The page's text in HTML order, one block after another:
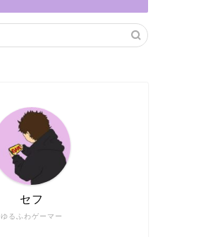
ゆるふわゲーマー
セフ